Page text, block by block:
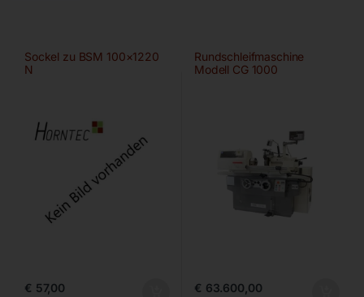
Sockel zu BSM 100×1220
N
€ 57,00
Rundschleifmaschine
Modell CG 1000
€ 63.600,00